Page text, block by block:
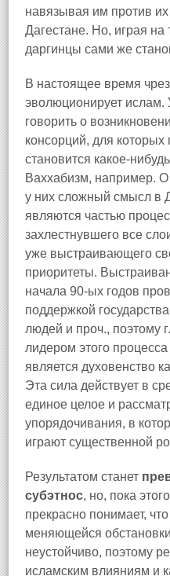
навязывая им против
Дагестане. Но, играя на
даргинцы сами же
В настоящее время
эволюционирует ислам.
говорить о
консорций, для
становится какое-
Ваххабизм, например.
у них сложный смысл в
являются частью
захлестнувшего все
уже выстраивающего
приоритеты.
начала 90-ых годов
поддержкой
людей и проч., поэтому
лидером этого
является духовенство
Эта сила действует в
единое целое и
упорядочивания, в
играют существенной
Результатом станет
субэтнос, но, пока
прекрасно понимает,
меняющейся
неустойчиво, поэтому
исламским влияниям и